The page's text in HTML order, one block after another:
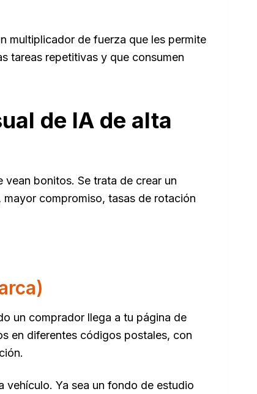
multiplicador de fuerza que les permite
tareas repetitivas y que consumen
de IA de alta
bonitos. Se trata de crear un
compromiso, tasas de rotación
un comprador llega a tu página de
en diferentes códigos postales, con
vehículo. Ya sea un fondo de estudio